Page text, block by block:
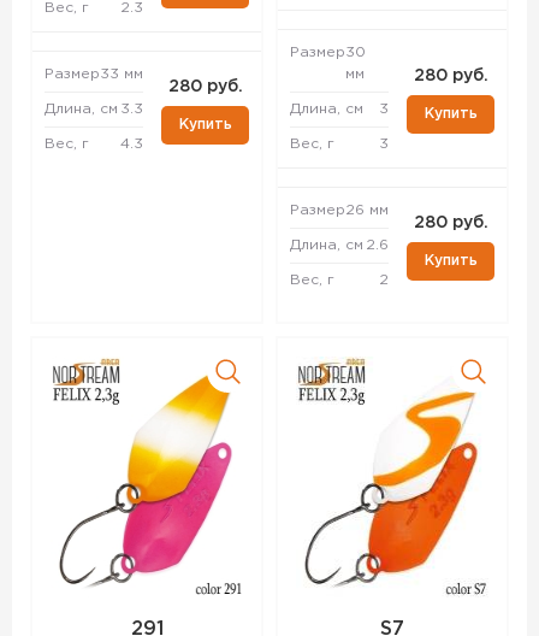
Вес, г 2.3
Размер33 мм
Длина, см 3.3
Вес, г 4.3
280 руб.
Купить
Размер30
мм
Длина, см 3
Вес, г 3
280 руб.
Купить
Размер26 мм
Длина, см 2.6
Вес, г 2
280 руб.
Купить
291 S7